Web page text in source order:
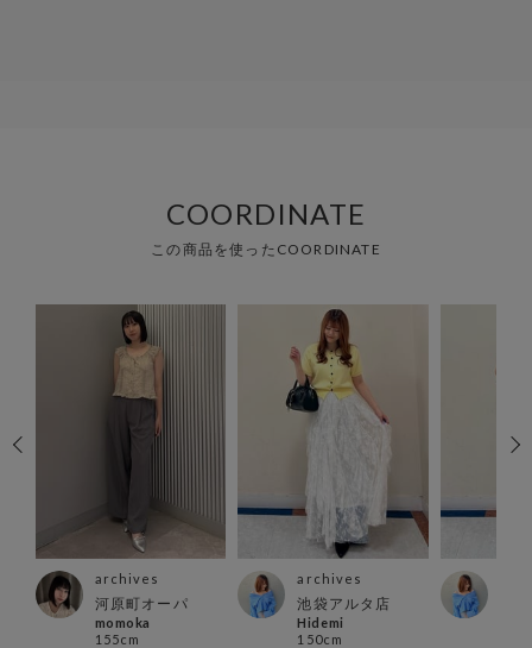
COORDINATE
この商品を使ったCOORDINATE
archives
河原町オーパ
momoka
155cm
archives
池袋アルタ店
Hidemi
150cm